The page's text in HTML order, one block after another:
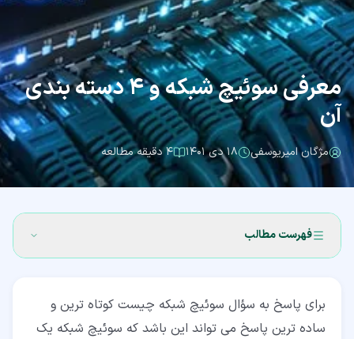
معرفی سوئیچ شبکه و 4 دسته بندی
آن
مژگان امیریوسفی ۱۸ دی ۱۴۰۱ ۴ دقیقه مطالعه
فهرست مطالب
۲‏- روش عملکرد سوئیچ شبکه
برای پاسخ به سؤال سوئیچ شبکه چیست کوتاه ترین و
ساده ترین پاسخ می تواند این باشد که سوئیچ شبکه یک